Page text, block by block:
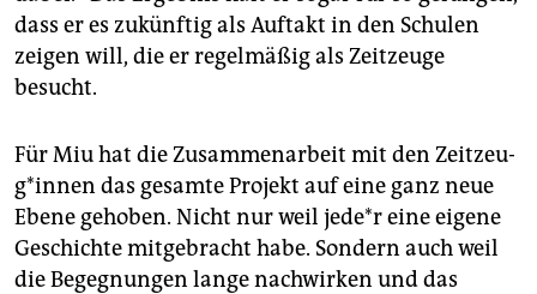
dass er es zukünftig als Auftakt in den Schulen
zeigen will, die er regelmäßig als Zeitzeuge
besucht.
Für Miu hat die Zusammenarbeit mit den Zeit­zeu­
g*­in­nen das gesamte Projekt auf eine ganz neue
Ebene gehoben. Nicht nur weil je­de*r eine eigene
Geschichte mitgebracht habe. Sondern auch weil
die Begegnungen lange nachwirken und das